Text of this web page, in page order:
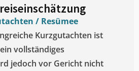
/ Resümee
Kurzgutachten ist
vollständiges
jedoch vor Gericht nicht